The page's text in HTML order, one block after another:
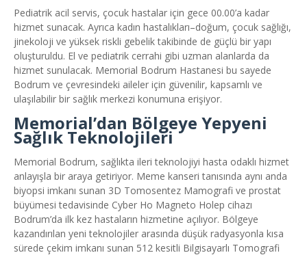
Pediatrik acil servis, çocuk hastalar için gece 00.00’a kadar
hizmet sunacak. Ayrıca kadın hastalıkları–doğum, çocuk sağlığı,
jinekoloji ve yüksek riskli gebelik takibinde de güçlü bir yapı
oluşturuldu. El ve pediatrik cerrahi gibi uzman alanlarda da
hizmet sunulacak. Memorial Bodrum Hastanesi bu sayede
Bodrum ve çevresindeki aileler için güvenilir, kapsamlı ve
ulaşılabilir bir sağlık merkezi konumuna erişiyor.
Memorial’dan Bölgeye Yepyeni
Sağlık Teknolojileri
Memorial Bodrum, sağlıkta ileri teknolojiyi hasta odaklı hizmet
anlayışla bir araya getiriyor. Meme kanseri tanısında aynı anda
biyopsi imkanı sunan 3D Tomosentez Mamografi ve prostat
büyümesi tedavisinde Cyber Ho Magneto Holep cihazı
Bodrum’da ilk kez hastaların hizmetine açılıyor. Bölgeye
kazandırılan yeni teknolojiler arasında düşük radyasyonla kısa
sürede çekim imkanı sunan 512 kesitli Bilgisayarlı Tomografi